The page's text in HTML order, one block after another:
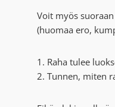
Voit myös
(huomaa ero,
1. Raha tulee
2. Tunnen, miten